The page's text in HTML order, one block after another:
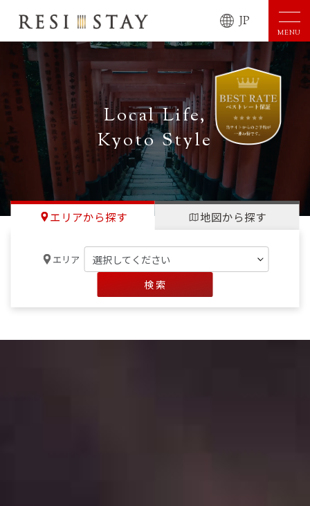
JP
MENU
Local Life,
Kyoto Style
エリアから探す 地図から探す
エリア
検 索